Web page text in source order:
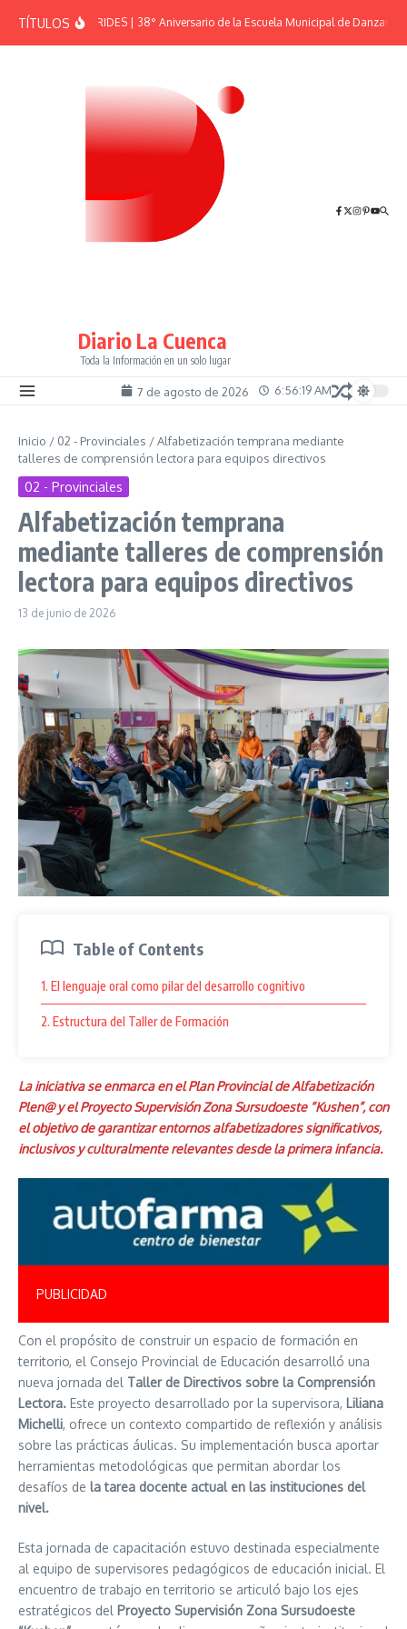
TÍTULOSEFEMÉRIDES | 38° Aniversario de la Escuela Municipal de Danzas “El
Diario La Cuenca
Toda la Información en un solo lugar
7 de agosto de 2026 6:56:19 AM
Inicio / 02 - Provinciales /Alfabetización temprana mediante
talleres de comprensión lectora para equipos directivos
02 - Provinciales
Alfabetización temprana
mediante talleres de comprensión
lectora para equipos directivos
13 de junio de 2026
Table of Contents
1. El lenguaje oral como pilar del desarrollo cognitivo
2. Estructura del Taller de Formación
La iniciativa se enmarca en el Plan Provincial de Alfabetización
Plen@ y el Proyecto Supervisión Zona Sursudoeste “Kushen”, con
el objetivo de garantizar entornos alfabetizadores significativos,
inclusivos y culturalmente relevantes desde la primera infancia.
PUBLICIDAD
Con el propósito de construir un espacio de formación en
territorio, el Consejo Provincial de Educación desarrolló una
nueva jornada del Taller de Directivos sobre la Comprensión
Lectora. Este proyecto desarrollado por la supervisora, Liliana
Michelli, ofrece un contexto compartido de reflexión y análisis
sobre las prácticas áulicas. Su implementación busca aportar
herramientas metodológicas que permitan abordar los
desafíos de la tarea docente actual en las instituciones del
nivel.
Esta jornada de capacitación estuvo destinada especialmente
al equipo de supervisores pedagógicos de educación inicial. El
encuentro de trabajo en territorio se articuló bajo los ejes
estratégicos del Proyecto Supervisión Zona Sursudoeste